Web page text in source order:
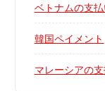
ベトナムの支
韓国ペイメント
マレーシアの